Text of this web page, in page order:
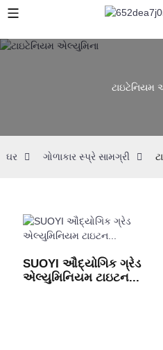
ટાઇટેનિયમ
ઘર ગોળાકાર સ્પ્રે સામગ્રી
SUOYI ઔદ્યોગિક ગ્રેડ
એલ્યુમિનિયમ ટાઇટન...